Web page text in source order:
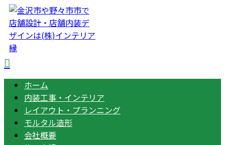
ホーム
内装工事・インテリア
レイアウト・プランニング
モルタル造形
会社概要